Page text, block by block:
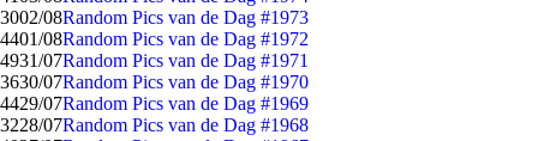
3002/08Random Pics van de Dag #1973
4401/08Random Pics van de Dag #1972
4931/07Random Pics van de Dag #1971
3630/07Random Pics van de Dag #1970
4429/07Random Pics van de Dag #1969
3228/07Random Pics van de Dag #1968